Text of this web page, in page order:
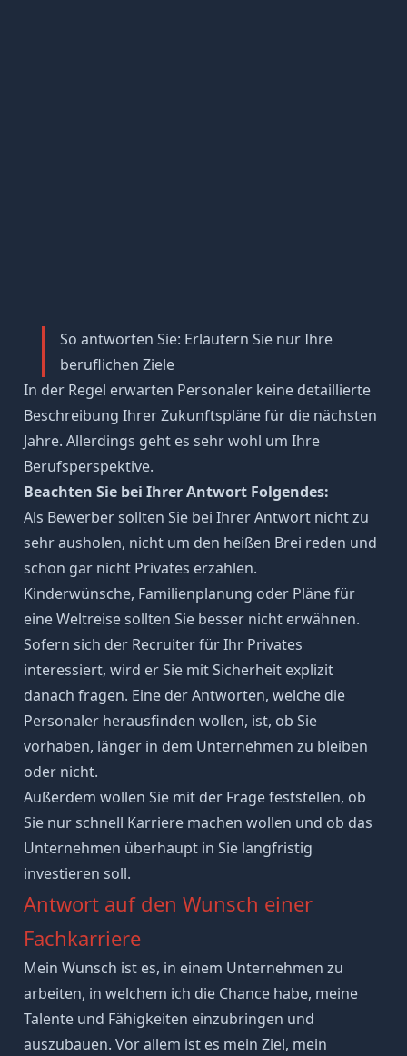
So antworten Sie: Erläutern Sie nur Ihre
beruflichen Ziele
In der Regel erwarten Personaler keine detaillierte
Beschreibung Ihrer Zukunftspläne für die nächsten
Jahre. Allerdings geht es sehr wohl um Ihre
Berufsperspektive.
Beachten Sie bei Ihrer Antwort Folgendes:
Als Bewerber sollten Sie bei Ihrer Antwort nicht zu
sehr ausholen, nicht um den heißen Brei reden und
schon gar nicht Privates erzählen.
Kinderwünsche, Familienplanung oder Pläne für
eine Weltreise sollten Sie besser nicht erwähnen.
Sofern sich der Recruiter für Ihr Privates
interessiert, wird er Sie mit Sicherheit explizit
danach fragen. Eine der Antworten, welche die
Personaler herausfinden wollen, ist, ob Sie
vorhaben, länger in dem Unternehmen zu bleiben
oder nicht.
Außerdem wollen Sie mit der Frage feststellen, ob
Sie nur schnell Karriere machen wollen und ob das
Unternehmen überhaupt in Sie langfristig
investieren soll.
Antwort auf den Wunsch einer
Fachkarriere
Mein Wunsch ist es, in einem Unternehmen zu
arbeiten, in welchem ich die Chance habe, meine
Talente und Fähigkeiten einzubringen und
auszubauen. Vor allem ist es mein Ziel, mein